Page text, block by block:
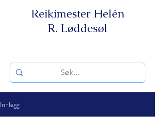
Reikimester Helén
R. Løddesøl
Innlegg